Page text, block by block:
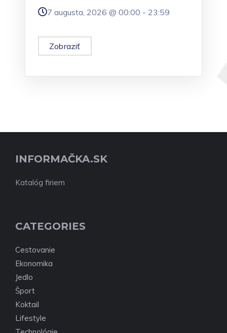
7 augusta, 2026 @ 00:00 - 23:59
Zobraziť
INFORMAČKA.SK
Katalóg firiem
CATEGORIES
Cestovanie
Ekonomika
Jedlo
Šport
Koktail
Lifestyle